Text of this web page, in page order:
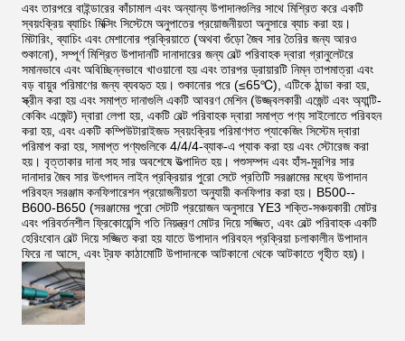
এবং তারপরে বাইন্ডারের কাঁচামাল এবং অন্যান্য উপাদানগুলির সাথে মিশ্রিত করে একটি
স্বয়ংক্রিয় ব্যাচিং মিক্সিং সিস্টেমে অনুপাতের প্রয়োজনীয়তা অনুসারে ব্যাচ করা হয়।
মিটারিং, ব্যাচিং এবং মেশানোর প্রক্রিয়াতে (অথবা গুঁড়ো জৈব সার তৈরির জন্য আরও
শুকানো), সম্পূর্ণ মিশ্রিত উপাদানটি দানাদারের জন্য বেল্ট পরিবাহক দ্বারা গ্রানুলেটরে
সমানভাবে এবং অবিচ্ছিন্নভাবে খাওয়ানো হয় এবং তারপর ড্রায়ারটি নিম্ন তাপমাত্রা এবং
বড় বায়ুর পরিমাণের জন্য ব্যবহৃত হয়। শুকানোর পরে (≤65℃), এটিকে ঠান্ডা করা হয়,
স্ক্রীন করা হয় এবং সমাপ্ত দানাগুলি একটি আবরণ মেশিন (উজ্জ্বলকারী এজেন্ট এবং অ্যান্টি-
কেকিং এজেন্ট) দ্বারা লেপা হয়, একটি বেল্ট পরিবাহক দ্বারা সমাপ্ত পণ্য সাইলোতে পরিবহন
করা হয়, এবং একটি কম্পিউটারাইজড স্বয়ংক্রিয় পরিমাণগত প্যাকেজিং সিস্টেম দ্বারা
পরিমাপ করা হয়, সমাপ্ত পণ্যগুলিকে 4/4/4-ব্যাক-এ প্যাক করা হয় এবং স্টোরেজ করা
হয়। বৃত্তাকার দানা সহ সার অবশেষে উত্পাদিত হয়। পশুসম্পদ এবং হাঁস-মুরগির সার
দানাদার জৈব সার উৎপাদন লাইন প্রক্রিয়ার পুরো সেটে প্রতিটি সরঞ্জামের মধ্যে উপাদান
পরিবহন সরঞ্জাম কনফিগারেশন প্রয়োজনীয়তা অনুযায়ী কনফিগার করা হয়। B500--
B600-B650 (সরঞ্জামের পুরো সেটটি প্রয়োজন অনুসারে YE3 শক্তি-সঞ্চয়কারী মোটর
এবং পরিবর্তনশীল ফ্রিকোয়েন্সি গতি নিয়ন্ত্রণ মোটর দিয়ে সজ্জিত, এবং বেল্ট পরিবাহক একটি
হেরিংবোন বেল্ট দিয়ে সজ্জিত করা হয় যাতে উপাদান পরিবহন প্রক্রিয়া চলাকালীন উপাদান
ফিরে না আসে, এবং ট্রফ কাঠামোটি উপাদানকে আটকানো থেকে আটকাতে গৃহীত হয়)।